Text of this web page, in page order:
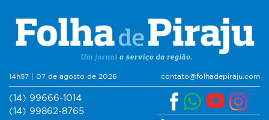
14h57 | 07 de agosto de 2026 contato@folhadepiraju.com
(14) 99666-1014
(14) 99862-8765